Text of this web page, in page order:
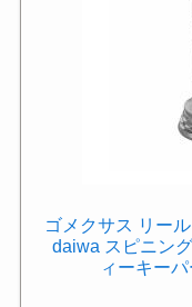
ゴメクサス リー
daiwa スピニン
ィーキー